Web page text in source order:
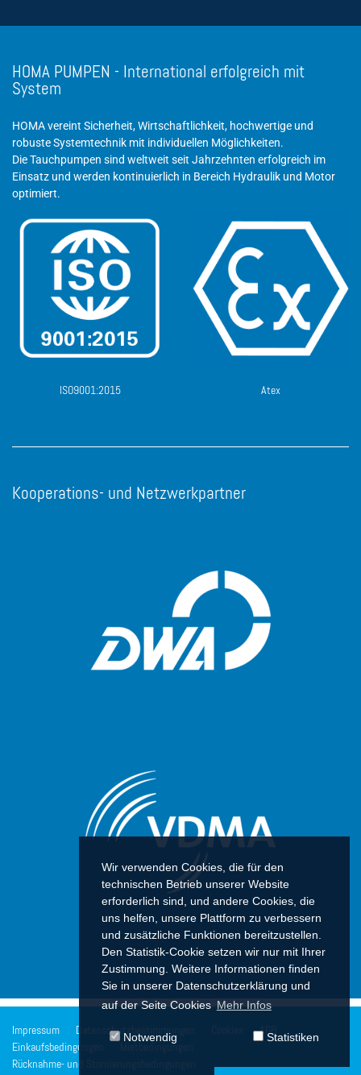
Wir verwenden Cookies, die für den
technischen Betrieb unserer Website
erforderlich sind, und andere Cookies, die
uns helfen, unsere Plattform zu verbessern
und zusätzliche Funktionen bereitzustellen.
Den Statistik-Cookie setzen wir nur mit Ihrer
Zustimmung. Weitere Informationen finden
Sie in unserer Datenschutzerklärung und
auf der Seite CookiesMehr Infos
Notwendig Statistiken
HOMA PUMPEN - International erfolgreich mit
System
HOMA vereint Sicherheit, Wirtschaftlichkeit, hochwertige und
robuste Systemtechnik mit individuellen Möglichkeiten.
Die Tauchpumpen sind weltweit seit Jahrzehnten erfolgreich im
Einsatz und werden kontinuierlich in Bereich Hydraulik und Motor
optimiert.
ISO9001:2015 Atex
Kooperations- und Netzwerkpartner
Impressum Datenschutzbestimmungen
AGB
Einkaufsbedingungen
Mietbedingungen
Rücknahme- und Stornierungsbedingungen